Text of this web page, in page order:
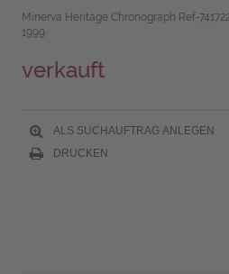
Minerva Heritage Chronograph Ref-
1999
verkauft
ALS SUCHAUFTRAG ANLEGEN
DRUCKEN